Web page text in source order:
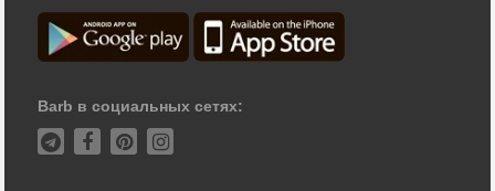
Barb в социальных сетях: